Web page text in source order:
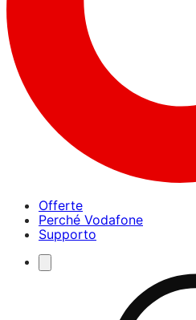
Offerte
Perché Vodafone
Supporto